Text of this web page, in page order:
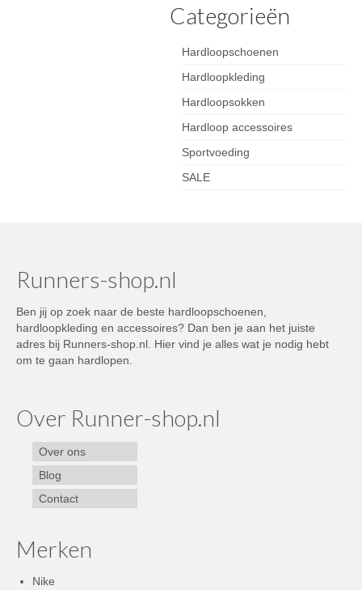
Categorieën
Hardloopschoenen
Hardloopkleding
Hardloopsokken
Hardloop accessoires
Sportvoeding
SALE
Runners-shop.nl
Ben jij op zoek naar de beste hardloopschoenen,
hardloopkleding en accessoires? Dan ben je aan het juiste
adres bij Runners-shop.nl. Hier vind je alles wat je nodig hebt
om te gaan hardlopen.
Over Runner-shop.nl
Over ons
Blog
Contact
Merken
Nike